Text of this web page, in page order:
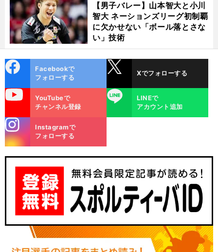
【男子バレー】山本智大と小川
智大 ネーションズリーグ初制覇
に欠かせない「ボール落とさな
い」技術
ok
Facebookで
フォローする
Xでフォローする
YouTubeで
チャンネル登録
LINE
LINEで
アカウント追加
m
Instagramで
フォローする